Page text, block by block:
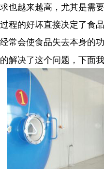
求也越来越高，尤其是需
过程的好坏直接决定了食
经常会使食品失去本身的
的解决了这个问题，下面